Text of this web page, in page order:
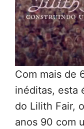
Com mais de
inéditas, esta
do Lilith Fair,
anos 90 com